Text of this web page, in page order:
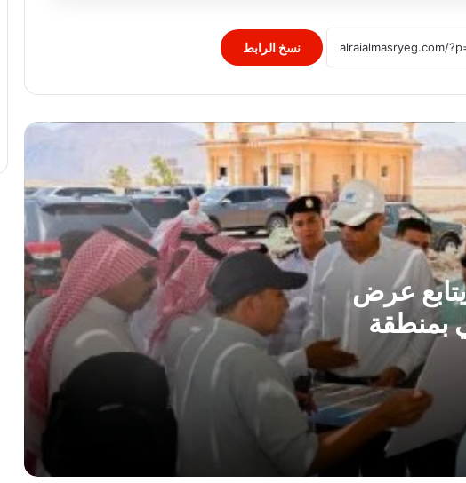
نسخ الرابط
عرض
بمنطقة
كلية التمريض بجامعة كفر الشيخ تحتفل
بتخريج الدفعة التاسعة في أجواء من الفخر
والإنجاز
ضربة موجعة لمخالفي الأسواق في
مطروح.. ضبط لحوم فاسدة وتحرير 16
مخالفة خلال حملة تموينية ليلية
انقطاع المياه 8 ساعات عن 4 مناطق بمدينة
المنزلة غدًا بسبب إحلال وتجديد خط طرد
حملات مكثفة بكفر الشيخ تواصل إعادة
الرئيس السيسى يصدّق على تعديل بعض